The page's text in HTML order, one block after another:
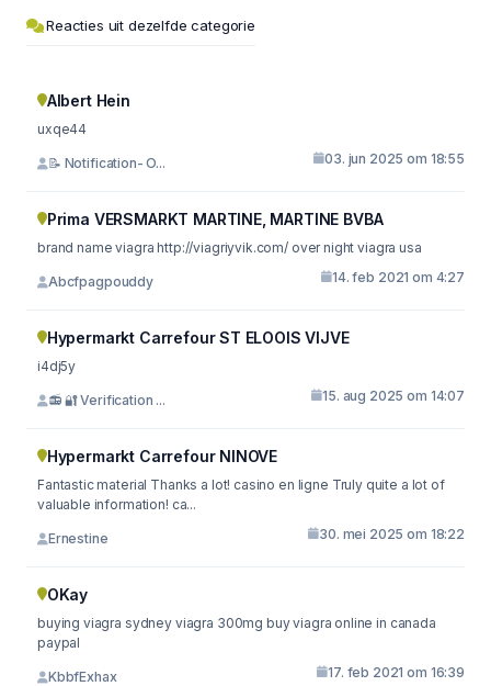
Reacties uit dezelfde categorie
Albert Hein
uxqe44
📝 Notification- O... 03. jun 2025 om 18:55
Prima VERSMARKT MARTINE, MARTINE BVBA
brand name viagra http://viagriyvik.com/ over night viagra usa
Abcfpagpouddy 14. feb 2021 om 4:27
Hypermarkt Carrefour ST ELOOIS VIJVE
i4dj5y
📻 🔐 Verification ... 15. aug 2025 om 14:07
Hypermarkt Carrefour NINOVE
Fantastic material Thanks a lot! casino en ligne Truly quite a lot of
valuable information! ca...
Ernestine 30. mei 2025 om 18:22
OKay
buying viagra sydney viagra 300mg buy viagra online in canada
paypal
KbbfExhax 17. feb 2021 om 16:39